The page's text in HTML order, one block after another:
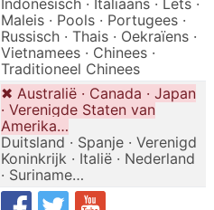
Maleis · Pools · Portugees ·
Russisch · Thais · Oekraïens ·
Vietnamees · Chinees ·
Traditioneel Chinees
✖ Australië · Canada · Japan
· Verenigde Staten van
Amerika…
Duitsland · Spanje · Verenigd
Koninkrijk · Italië · Nederland
· Suriname…